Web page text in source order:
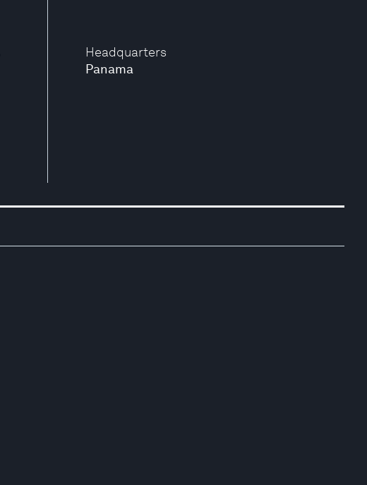
Headquarters
Panama